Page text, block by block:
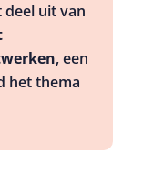
uit van
, een
het thema